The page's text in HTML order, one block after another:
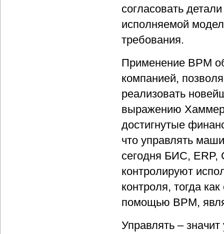
согласовать
исполняемой
требования.
Применение BPM
компанией,
реализовать
выражению
достигнутые
что управлять
сегодня БИС, ERP,
контролируют
контроля, тогда
помощью BPM,
Управлять –